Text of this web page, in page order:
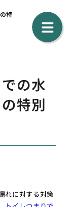
特
の水
特別
れに対する対策